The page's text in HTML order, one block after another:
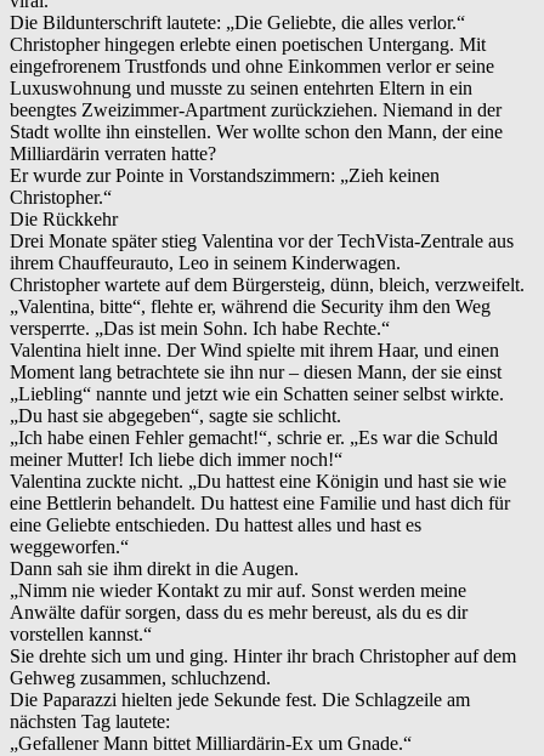
Die Bildunterschrift lautete: „Die Geliebte, die alles verlor.“
Christopher hingegen erlebte einen poetischen Untergang. Mit
eingefrorenem Trustfonds und ohne Einkommen verlor er seine
Luxuswohnung und musste zu seinen entehrten Eltern in ein
beengtes Zweizimmer-Apartment zurückziehen. Niemand in der
Stadt wollte ihn einstellen. Wer wollte schon den Mann, der eine
Milliardärin verraten hatte?
Er wurde zur Pointe in Vorstandszimmern: „Zieh keinen
Christopher.“
Die Rückkehr
Drei Monate später stieg Valentina vor der TechVista-Zentrale aus
ihrem Chauffeurauto, Leo in seinem Kinderwagen.
Christopher wartete auf dem Bürgersteig, dünn, bleich, verzweifelt.
„Valentina, bitte“, flehte er, während die Security ihm den Weg
versperrte. „Das ist mein Sohn. Ich habe Rechte.“
Valentina hielt inne. Der Wind spielte mit ihrem Haar, und einen
Moment lang betrachtete sie ihn nur – diesen Mann, der sie einst
„Liebling“ nannte und jetzt wie ein Schatten seiner selbst wirkte.
„Du hast sie abgegeben“, sagte sie schlicht.
„Ich habe einen Fehler gemacht!“, schrie er. „Es war die Schuld
meiner Mutter! Ich liebe dich immer noch!“
Valentina zuckte nicht. „Du hattest eine Königin und hast sie wie
eine Bettlerin behandelt. Du hattest eine Familie und hast dich für
eine Geliebte entschieden. Du hattest alles und hast es
weggeworfen.“
Dann sah sie ihm direkt in die Augen.
„Nimm nie wieder Kontakt zu mir auf. Sonst werden meine
Anwälte dafür sorgen, dass du es mehr bereust, als du es dir
vorstellen kannst.“
Sie drehte sich um und ging. Hinter ihr brach Christopher auf dem
Gehweg zusammen, schluchzend.
Die Paparazzi hielten jede Sekunde fest. Die Schlagzeile am
nächsten Tag lautete:
„Gefallener Mann bittet Milliardärin-Ex um Gnade.“